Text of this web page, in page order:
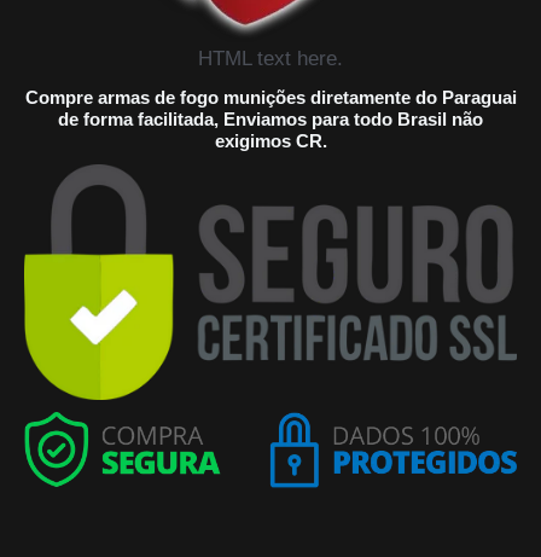
HTML text here.
Compre armas de fogo munições diretamente do Paraguai
de forma facilitada, Enviamos para todo Brasil não
exigimos CR.